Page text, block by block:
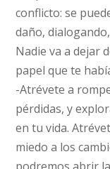
conflicto: se
daño,
Nadie va a dejar
papel que te
-Atrévete a
pérdidas, y
en tu vida.
miedo a los